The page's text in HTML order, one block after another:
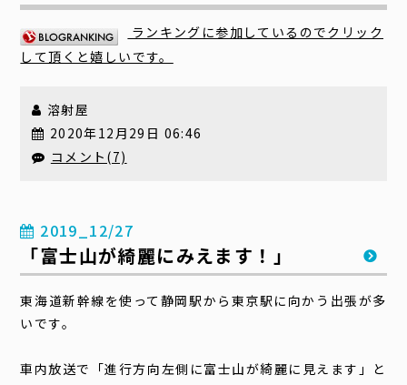
ランキングに参加しているのでクリック
して頂くと嬉しいです。
溶射屋
2020年12月29日 06:46
コメント(7)
2019_12/27
「富士山が綺麗にみえます！」
東海道新幹線を使って静岡駅から東京駅に向かう出張が多
いです。
車内放送で「進行方向左側に富士山が綺麗に見えます」と